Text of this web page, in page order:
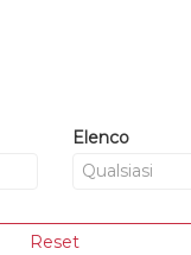
Elenco
Reset